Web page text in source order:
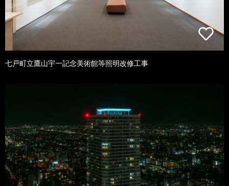
七戸町立鷹山宇一記念美術館等照明改修工事